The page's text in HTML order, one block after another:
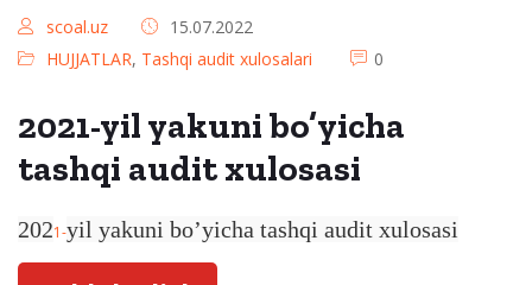
scoal.uz
15.07.2022
HUJJATLAR, Tashqi audit xulosalari 0
2021-yil yakuni bo’yicha
tashqi audit xulosasi
2021-yil yakuni bo’yicha tashqi audit xulosasi